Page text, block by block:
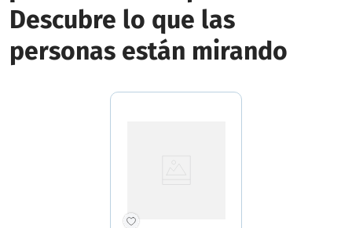
Descubre lo que las
personas están mirando